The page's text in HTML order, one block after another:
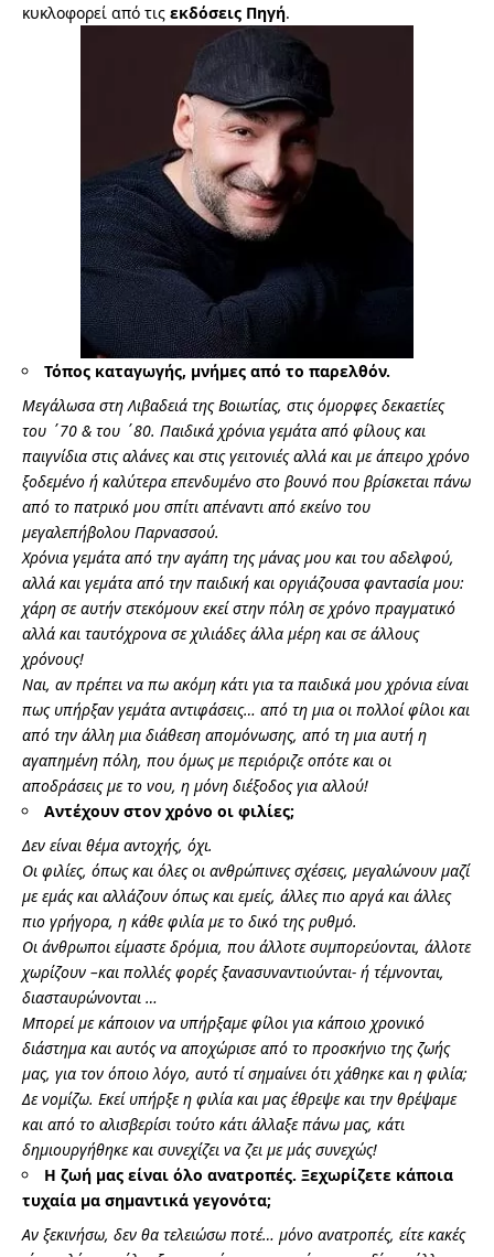
κυκλοφορεί από τις εκδόσεις Πηγή.
Τόπος καταγωγής, μνήμες από το παρελθόν.
Μεγάλωσα στη Λιβαδειά της Βοιωτίας, στις όμορφες δεκαετίες
του ΄70 & του ΄80. Παιδικά χρόνια γεμάτα από φίλους και
παιγνίδια στις αλάνες και στις γειτονιές αλλά και με άπειρο χρόνο
ξοδεμένο ή καλύτερα επενδυμένο στο βουνό που βρίσκεται πάνω
από το πατρικό μου σπίτι απέναντι από εκείνο του
μεγαλεπήβολου Παρνασσού.
Χρόνια γεμάτα από την αγάπη της μάνας μου και του αδελφού,
αλλά και γεμάτα από την παιδική και οργιάζουσα φαντασία μου:
χάρη σε αυτήν στεκόμουν εκεί στην πόλη σε χρόνο πραγματικό
αλλά και ταυτόχρονα σε χιλιάδες άλλα μέρη και σε άλλους
χρόνους!
Ναι, αν πρέπει να πω ακόμη κάτι για τα παιδικά μου χρόνια είναι
πως υπήρξαν γεμάτα αντιφάσεις… από τη μια οι πολλοί φίλοι και
από την άλλη μια διάθεση απομόνωσης, από τη μια αυτή η
αγαπημένη πόλη, που όμως με περιόριζε οπότε και οι
αποδράσεις με το νου, η μόνη διέξοδος για αλλού!
Αντέχουν στον χρόνο οι φιλίες;
Δεν είναι θέμα αντοχής, όχι.
Οι φιλίες, όπως και όλες οι ανθρώπινες σχέσεις, μεγαλώνουν μαζί
με εμάς και αλλάζουν όπως και εμείς, άλλες πιο αργά και άλλες
πιο γρήγορα, η κάθε φιλία με το δικό της ρυθμό.
Οι άνθρωποι είμαστε δρόμια, που άλλοτε συμπορεύονται, άλλοτε
χωρίζουν –και πολλές φορές ξανασυναντιούνται- ή τέμνονται,
διασταυρώνονται …
Μπορεί με κάποιον να υπήρξαμε φίλοι για κάποιο χρονικό
διάστημα και αυτός να αποχώρισε από το προσκήνιο της ζωής
μας, για τον όποιο λόγο, αυτό τί σημαίνει ότι χάθηκε και η φιλία;
Δε νομίζω. Εκεί υπήρξε η φιλία και μας έθρεψε και την θρέψαμε
και από το αλισβερίσι τούτο κάτι άλλαξε πάνω μας, κάτι
δημιουργήθηκε και συνεχίζει να ζει με μάς συνεχώς!
Η ζωή μας είναι όλο ανατροπές. Ξεχωρίζετε κάποια
τυχαία μα σημαντικά γεγονότα;
Αν ξεκινήσω, δεν θα τελειώσω ποτέ… μόνο ανατροπές, είτε κακές